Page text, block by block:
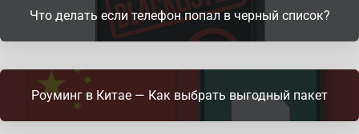
Что делать если телефон попал в черный список?
Роуминг в Китае — Как выбрать выгодный пакет